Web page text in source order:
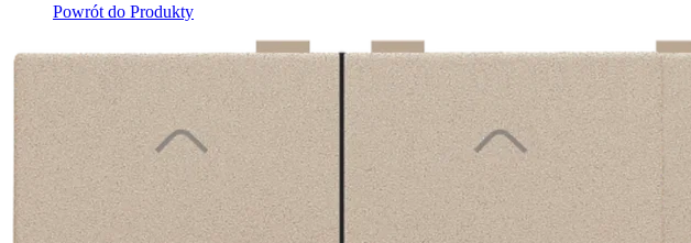
Powrót do Produkty